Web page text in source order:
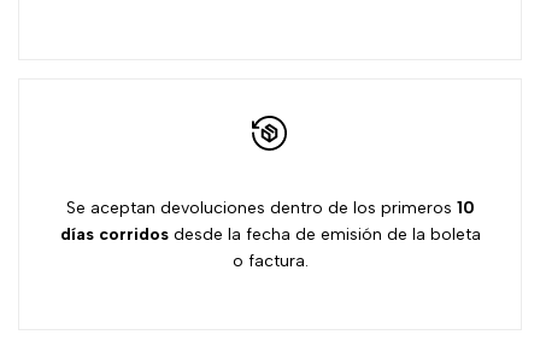
Se aceptan devoluciones dentro de los primeros 10
días corridosdesde la fecha de emisión de la boleta
o factura.